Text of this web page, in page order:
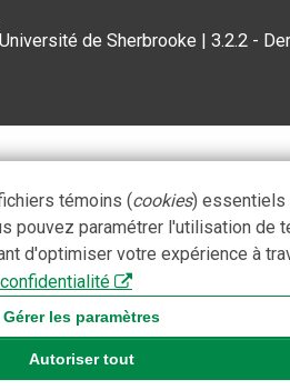
Université de Sherbrooke |3.2.2 -
témoins (cookies) essentiels
pouvez paramétrer l'utilisation de
d'optimiser votre expérience à
Gérer les paramètres
Autoriser tout